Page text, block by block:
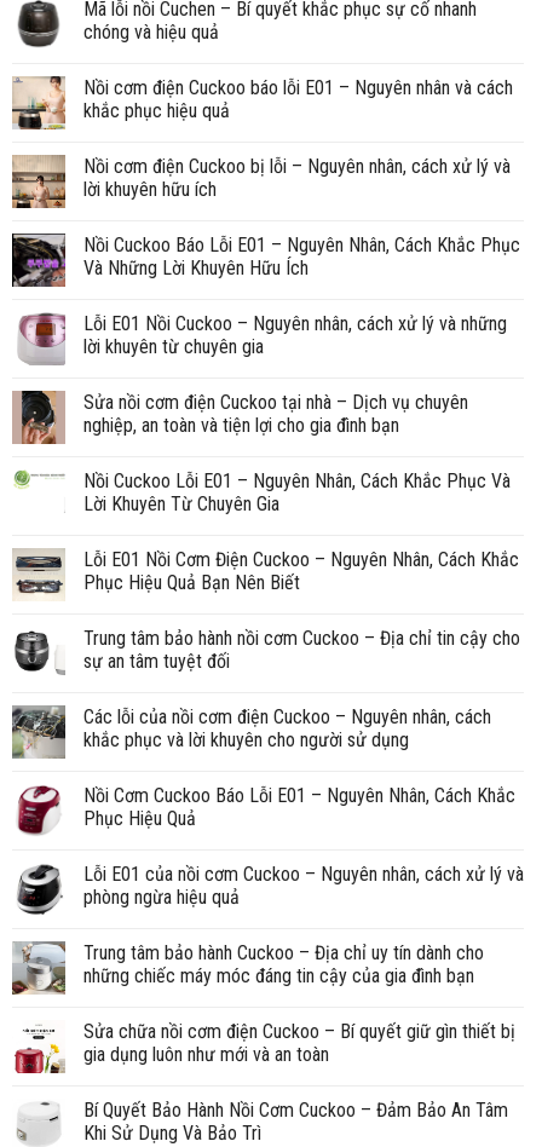
Mã lỗi nồi Cuchen – Bí quyết khắc phục sự cố nhanh
chóng và hiệu quả
Nồi cơm điện Cuckoo báo lỗi E01 – Nguyên nhân và cách
khắc phục hiệu quả
Nồi cơm điện Cuckoo bị lỗi – Nguyên nhân, cách xử lý và
lời khuyên hữu ích
Nồi Cuckoo Báo Lỗi E01 – Nguyên Nhân, Cách Khắc Phục
Và Những Lời Khuyên Hữu Ích
Lỗi E01 Nồi Cuckoo – Nguyên nhân, cách xử lý và những
lời khuyên từ chuyên gia
Sửa nồi cơm điện Cuckoo tại nhà – Dịch vụ chuyên
nghiệp, an toàn và tiện lợi cho gia đình bạn
Nồi Cuckoo Lỗi E01 – Nguyên Nhân, Cách Khắc Phục Và
Lời Khuyên Từ Chuyên Gia
Lỗi E01 Nồi Cơm Điện Cuckoo – Nguyên Nhân, Cách Khắc
Phục Hiệu Quả Bạn Nên Biết
Trung tâm bảo hành nồi cơm Cuckoo – Địa chỉ tin cậy cho
sự an tâm tuyệt đối
Các lỗi của nồi cơm điện Cuckoo – Nguyên nhân, cách
khắc phục và lời khuyên cho người sử dụng
Nồi Cơm Cuckoo Báo Lỗi E01 – Nguyên Nhân, Cách Khắc
Phục Hiệu Quả
Lỗi E01 của nồi cơm Cuckoo – Nguyên nhân, cách xử lý và
phòng ngừa hiệu quả
Trung tâm bảo hành Cuckoo – Địa chỉ uy tín dành cho
những chiếc máy móc đáng tin cậy của gia đình bạn
Sửa chữa nồi cơm điện Cuckoo – Bí quyết giữ gìn thiết bị
gia dụng luôn như mới và an toàn
Bí Quyết Bảo Hành Nồi Cơm Cuckoo – Đảm Bảo An Tâm
Khi Sử Dụng Và Bảo Trì